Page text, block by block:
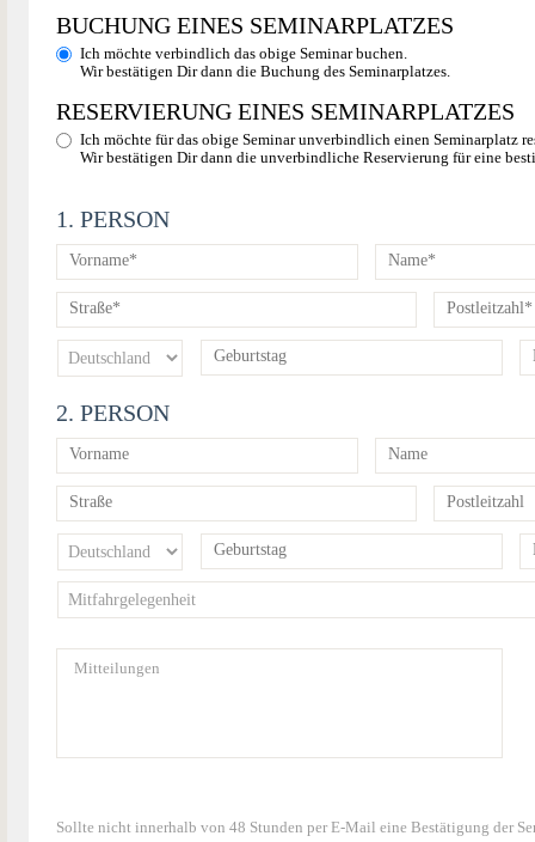
BUCHUNG EINES SEMINARPLATZES
Ich möchte verbindlich das obige Seminar buchen.
Wir bestätigen Dir dann die Buchung des Seminarplatzes.
RESERVIERUNG EINES SEMINARPLATZES
Ich möchte für das obige Seminar unverbindlich einen Seminarplatz
Wir bestätigen Dir dann die unverbindliche Reservierung für eine
1. PERSON
2. PERSON
Sollte nicht innerhalb von 48 Stunden per E-Mail eine Bestätigung der